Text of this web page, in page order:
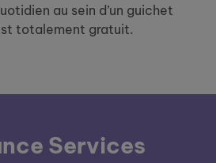
au sein d’un guichet
totalement gratuit.
Services